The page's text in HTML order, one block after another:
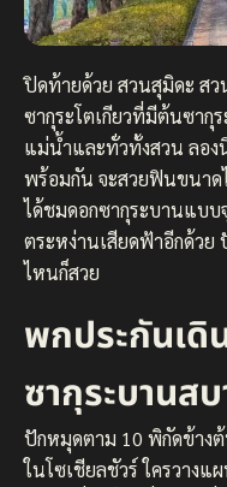
ปิดท้ายด้วย สวนสุมิดะ ส
ซากุระโตเกียวที่มีต้นซากุ
แม่น้ำและทั่วทั้งสวน ลอง
พร้อมกัน จะสวยฟินขนาด
ได้ชมดอกซากุระบานแบบ
ตระหง่านเสียดฟ้าอีกด้วย
ไหนก็สวย
พกประกันเดิ
ซากุระบานส
ปักหมุดตาม 10 พิกัดข้างต้
ในโซเชียลชัวร์ ใครวาง